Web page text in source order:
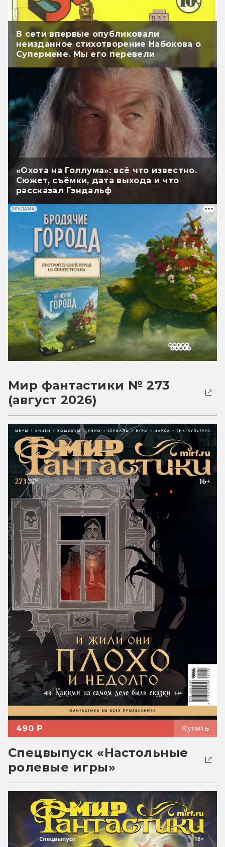
В сети впервые опубликовали
неизданное стихотворение Набокова о
Супермене. Мы его перевели
«Охота на Голлума»: всё что известно.
Сюжет, съёмки, дата выхода и что
рассказал Гэндальф
РЕКЛАМА
Мир фантастики № 273
(август 2026)
490 ₽ Купить
Спецвыпуск «Настольные
ролевые игры»